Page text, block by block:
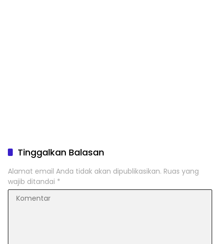
Tinggalkan Balasan
Alamat email Anda tidak akan dipublikasikan. Ruas yang
wajib ditandai *